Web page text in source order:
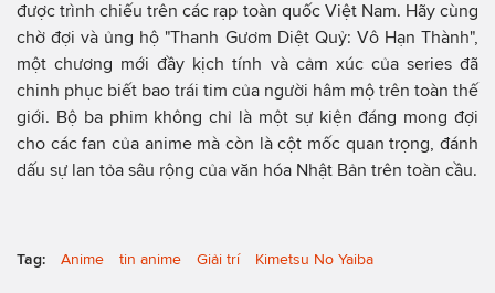
được trình chiếu trên các rạp toàn quốc Việt Nam. Hãy cùng
chờ đợi và ủng hộ "Thanh Gươm Diệt Quỷ: Vô Hạn Thành",
một chương mới đầy kịch tính và cảm xúc của series đã
chinh phục biết bao trái tim của người hâm mộ trên toàn thế
giới. Bộ ba phim không chỉ là một sự kiện đáng mong đợi
cho các fan của anime mà còn là cột mốc quan trọng, đánh
dấu sự lan tỏa sâu rộng của văn hóa Nhật Bản trên toàn cầu.
Tag: Anime tin anime Giải trí Kimetsu No Yaiba